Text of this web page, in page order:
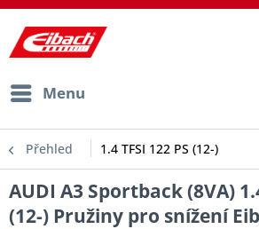
Menu
Přehled 1.4 TFSI 122 PS (12-)
AUDI A3 Sportback (8VA)
(12-) Pružiny pro snížení